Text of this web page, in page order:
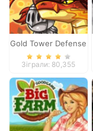
Gold Tower Defense
Зіграли: 80,355